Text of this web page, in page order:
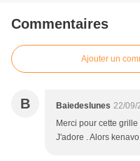
Commentaires
Ajouter un
B Baiedeslunes 22/09/
Merci pour cette
J'adore . Alors